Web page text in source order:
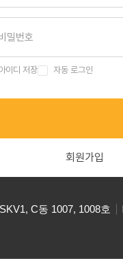
이디 저장 자동 로그인
회원가입
C동 1007, 1008호